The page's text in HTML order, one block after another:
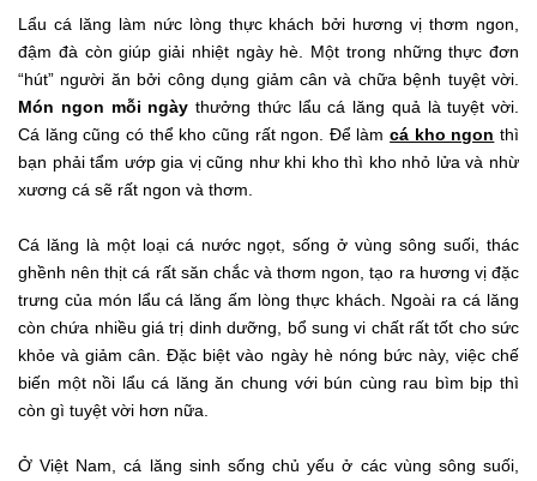
Lẩu cá lăng làm nức lòng thực khách bởi hương vị thơm ngon,
đậm đà còn giúp giải nhiệt ngày hè. Một trong những thực đơn
“hút” người ăn bởi công dụng giảm cân và chữa bệnh tuyệt vời.
Món ngon mỗi ngày thưởng thức lẩu cá lăng quả là tuyệt vời.
Cá lăng cũng có thể kho cũng rất ngon. Để làmcá kho ngon thì
bạn phải tẩm ướp gia vị cũng như khi kho thì kho nhỏ lửa và nhừ
xương cá sẽ rất ngon và thơm.
Cá lăng là một loại cá nước ngọt, sống ở vùng sông suối, thác
ghềnh nên thịt cá rất săn chắc và thơm ngon, tạo ra hương vị đặc
trưng của món lẩu cá lăng ấm lòng thực khách. Ngoài ra cá lăng
còn chứa nhiều giá trị dinh dưỡng, bổ sung vi chất rất tốt cho sức
khỏe và giảm cân. Đặc biệt vào ngày hè nóng bức này, việc chế
biến một nồi lẩu cá lăng ăn chung với bún cùng rau bìm bịp thì
còn gì tuyệt vời hơn nữa.
Ở Việt Nam, cá lăng sinh sống chủ yếu ở các vùng sông suối,